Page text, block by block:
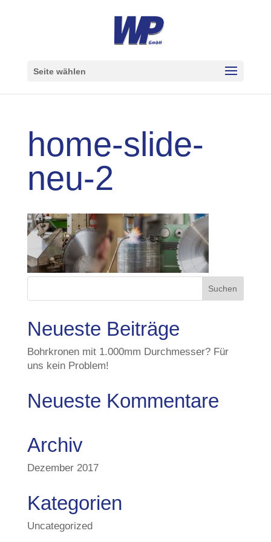
Seite wählen
home-slide-
neu-2
Neueste Beiträge
Bohrkronen mit 1.000mm Durchmesser? Für
uns kein Problem!
Neueste Kommentare
Archiv
Dezember 2017
Kategorien
Uncategorized